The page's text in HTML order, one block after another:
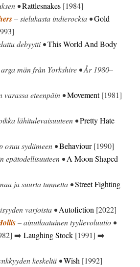
•Rattlesnakes [1984]
– sielukasta indierockia •Gold
debyytti •This World And Body
män från Yorkshire • År 1980–
varassa eteenpäin •Movement[1981]
lähitulevaisuuteen •Pretty Hate
osuu sydämeen •Behaviour[1990]
epätodellisuuteen •A Moon Shaped
ja suurta tunnetta •Street Fighting
varjoista •Autofiction [2022]
– ainutlaatuinen tyylievoluutio •
➡️Laughing Stock [1991] ➡️
keskeltä •Wish [1992]